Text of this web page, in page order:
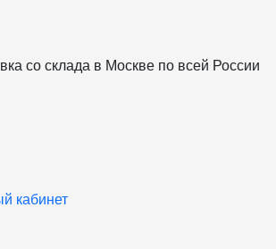
со склада в Москве по всей Роcсии
кабинет